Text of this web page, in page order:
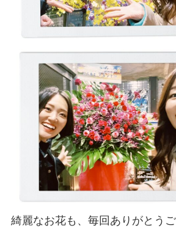
綺麗なお花も、毎回ありがとう